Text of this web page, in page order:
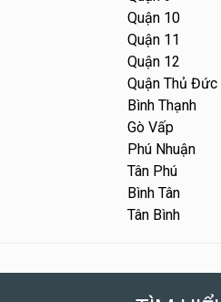
Quận 10
Quận 11
Quận 12
Quận Thủ Đức
Bình Thạnh
Gò Vấp
Phú Nhuận
Tân Phú
Bình Tân
Tân Bình